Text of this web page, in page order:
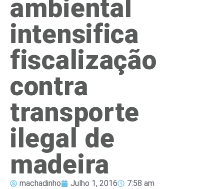
ambiental
intensifica
fiscalização
contra
transporte
ilegal de
madeira
machadinho Julho 1, 2016 7:58 am